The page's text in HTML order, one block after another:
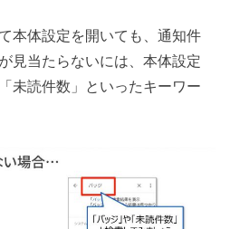
本体設定を開いても、通知件
見当たらないには、本体設定
未読件数」といったキーワー